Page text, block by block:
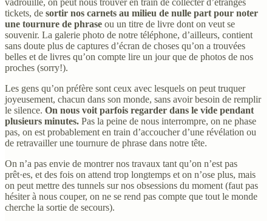
tickets, de sortir nos carnets au milieu de nulle part pour noter
une tournure de phrase ou un titre de livre dont on veut se
souvenir. La galerie photo de notre téléphone, d’ailleurs, contient
sans doute plus de captures d’écran de choses qu’on a trouvées
belles et de livres qu’on compte lire un jour que de photos de nos
proches (sorry!).
Les gens qu’on préfère sont ceux avec lesquels on peut truquer
joyeusement, chacun dans son monde, sans avoir besoin de remplir
le silence. On nous voit parfois regarder dans le vide pendant
plusieurs minutes. Pas la peine de nous interrompre, on ne phase
pas, on est probablement en train d’accoucher d’une révélation ou
de retravailler une tournure de phrase dans notre tête.
On n’a pas envie de montrer nos travaux tant qu’on n’est pas
prêt·es, et des fois on attend trop longtemps et on n’ose plus, mais
on peut mettre des tunnels sur nos obsessions du moment (faut pas
hésiter à nous couper, on ne se rend pas compte que tout le monde
cherche la sortie de secours).